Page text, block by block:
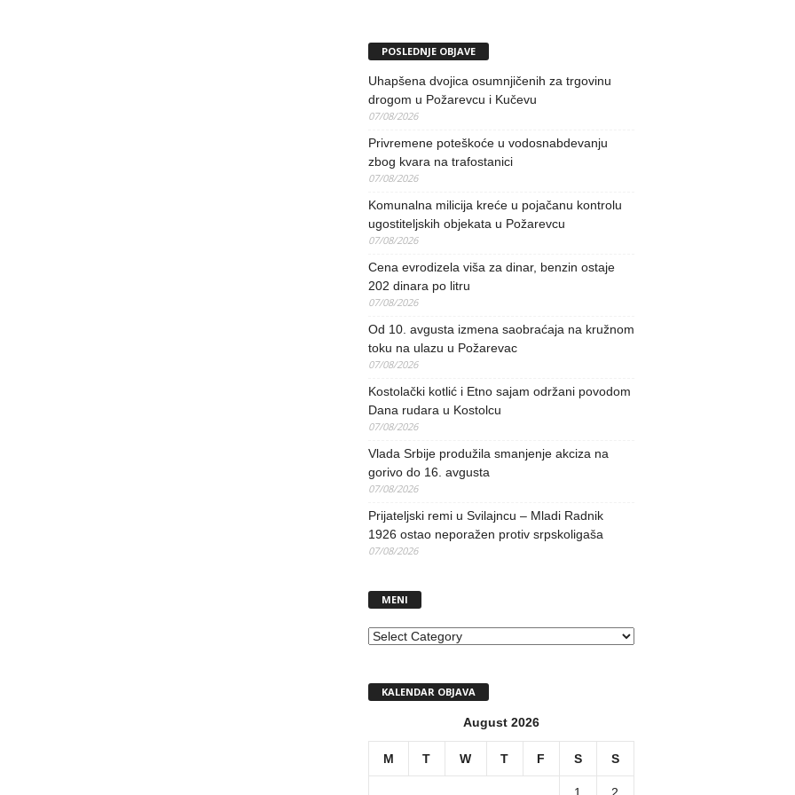
POSLEDNJE OBJAVE
Uhapšena dvojica osumnjičenih za trgovinu
drogom u Požarevcu i Kučevu
07/08/2026
Privremene poteškoće u vodosnabdevanju
zbog kvara na trafostanici
07/08/2026
Komunalna milicija kreće u pojačanu kontrolu
ugostiteljskih objekata u Požarevcu
07/08/2026
Cena evrodizela viša za dinar, benzin ostaje
202 dinara po litru
07/08/2026
Od 10. avgusta izmena saobraćaja na kružnom
toku na ulazu u Požarevac
07/08/2026
Kostolački kotlić i Etno sajam održani povodom
Dana rudara u Kostolcu
07/08/2026
Vlada Srbije produžila smanjenje akciza na
gorivo do 16. avgusta
07/08/2026
Prijateljski remi u Svilajncu – Mladi Radnik
1926 ostao neporažen protiv srpskoligaša
07/08/2026
MENI
MENI
KALENDAR OBJAVA
August 2026
M T W T F S S
1 2